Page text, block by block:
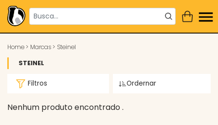
Home > Marcas > Steinel
STEINEL
Filtros Ordernar
Nenhum produto encontrado .